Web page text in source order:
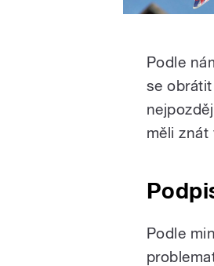
Podle
se
měli znát
Podle